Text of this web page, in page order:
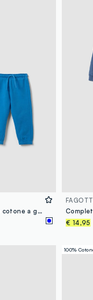
Completo jogging blu in puro cotone a girocollo per bimbo
€ 14,95
100%